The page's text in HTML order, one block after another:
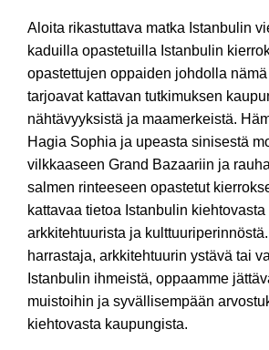
Aloita rikastuttava matka Istanbulin
kaduilla opastetuilla Istanbulin
opastettujen oppaiden johdolla
tarjoavat kattavan tutkimuksen
nähtävyyksistä ja maamerkeistä.
Hagia Sophia ja upeasta sinisestä
vilkkaaseen Grand Bazaariin ja
salmen rinteeseen opastetut
kattavaa tietoa Istanbulin kiehtovasta
arkkitehtuurista ja
harrastaja, arkkitehtuurin ystävä tai
Istanbulin ihmeistä, oppaamme
muistoihin ja syvällisempään
kiehtovasta kaupungista.